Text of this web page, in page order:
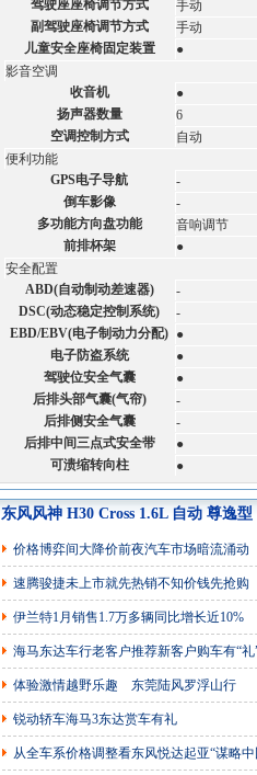
驾驶座座椅调节方式
手动
副驾驶座椅调节方式
手动
儿童安全座椅固定装置
●
影音空调
收音机
●
扬声器数量
6
空调控制方式
自动
便利功能
GPS电子导航
-
倒车影像
-
多功能方向盘功能
音响调节
前排杯架
●
安全配置
ABD(自动制动差速器)
-
DSC(动态稳定控制系统)
-
EBD/EBV(电子制动力分配) ●
电子防盗系统
●
驾驶位安全气囊
●
后排头部气囊(气帘)
-
后排侧安全气囊
-
后排中间三点式安全带
●
可溃缩转向柱
●
东风风神 H30 Cross 1.6L 自动 尊逸
价格博弈间大降价前夜汽车市场暗流涌动
速腾骏捷未上市就先热销不知价钱先抢购
伊兰特1月销售1.7万多辆同比增长近10%
海马东达车行老客户推荐新客户购车有“礼
体验激情越野乐趣 东莞陆风罗浮山行
锐动轿车海马3东达赏车有礼
从全车系价格调整看东风悦达起亚“谋略中